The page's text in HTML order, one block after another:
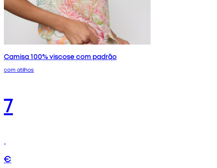
Camisa 100% viscose com padrão
com atilhos
7
€